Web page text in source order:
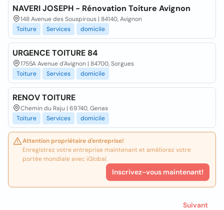
NAVERI JOSEPH - Rénovation Toiture Avignon
148 Avenue des Souspirous | 84140, Avignon
Toiture
Services domicile
URGENCE TOITURE 84
1755A Avenue d'Avignon | 84700, Sorgues
Toiture
Services domicile
RENOV TOITURE
Chemin du Raju | 69740, Genas
Toiture
Services domicile
Attention propriétaire d'entreprise!
Enregistrez votre entreprise maintenant et améliorez votre
portée mondiale avec iGlobal.
Inscrivez-vous maintenant!
Suivant